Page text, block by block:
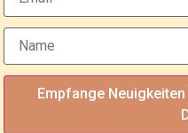
Empfange